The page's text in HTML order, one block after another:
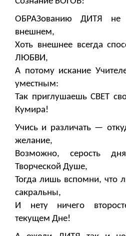
ОБРАЗованию ДИТЯ
внешнем,
Хоть внешнее всегда
ЛЮБВИ,
А потому искание
уместным:
Так приглушаешь СВЕТ
Кумира!
Учись и различать —
желание,
Возможно, серость
Творческой Душе,
Тогда лишь вспомни, что
сакральны,
И нету ничего
текущем Дне!